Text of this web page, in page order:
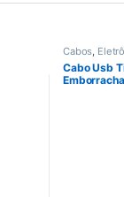
Cabos,
Cabo Usb